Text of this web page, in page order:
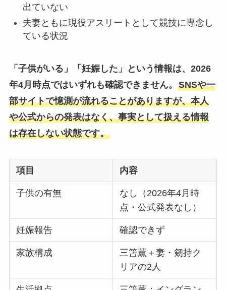
出ていない
夫妻ともに現役アスリートとして競技に専念し
ている状況
「子供がいる」「妊娠した」という情報は、2026
年4月時点ではいずれも確認できません。 SNSや一
部サイトで憶測が流れることがありますが、本人
や公式からの発表はなく、事実として扱える情報
は存在しない状態です。
項目 内容
子供の有無
なし（2026年4月時
点・公式発表なし）
妊娠報告 確認できず
家族構成
三笘薫＋妻・剱持ク
リアの2人